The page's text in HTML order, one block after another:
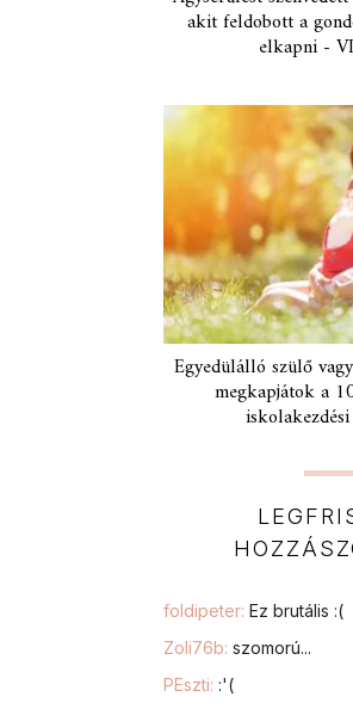
akit feldobott a
elkapni -
Egyedülálló szülő
megkapjátok a
foldipeter: Ez brutális :(
Zoli76b: szomorú...
PEszti: :'(